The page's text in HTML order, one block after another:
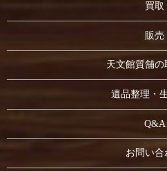
買取
販売
天文館質舗の
遺品整理・
Q&A
お問い合